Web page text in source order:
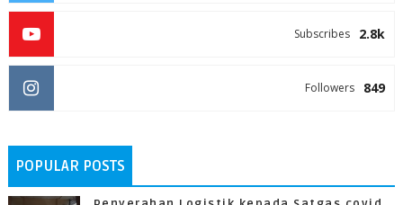
2.8k
Subscribes
849
Followers
POPULAR POSTS